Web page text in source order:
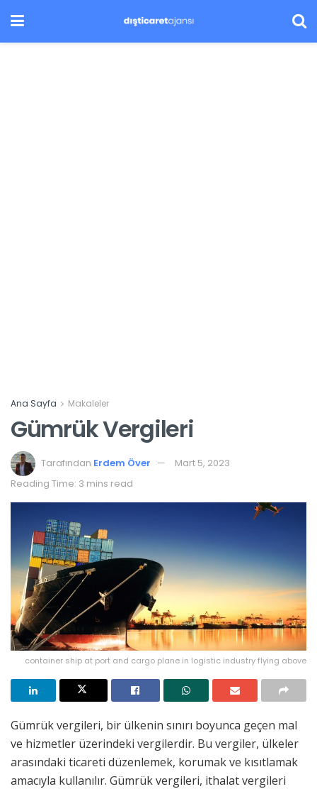
Ana Sayfa Makaleler
Gümrük Vergileri
Tarafından Erdem Över
Mart 5, 2023
Reading Time: 3 mins read
container ship at port and cargo plane in logistic industry flying above
Gümrük vergileri, bir ülkenin sınırı boyunca geçen mal
ve hizmetler üzerindeki vergilerdir. Bu vergiler, ülkeler
arasındaki ticareti düzenlemek, korumak ve kısıtlamak
amacıyla kullanılır. Gümrük vergileri, ithalat vergileri